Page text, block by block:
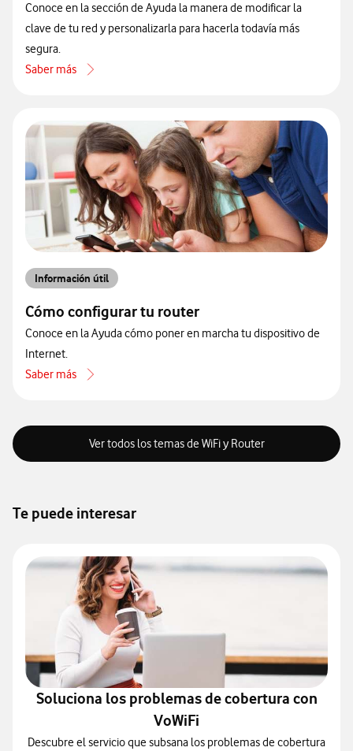
Conoce en la sección de Ayuda la manera de modificar la
clave de tu red y personalizarla para hacerla todavía más
segura.
Saber más
acerca de Cómo cambiar la contraseña de tu wifi
Información útil
Cómo configurar tu router
Conoce en la Ayuda cómo poner en marcha tu dispositivo de
Internet.
Saber más
acerca de Cómo configurar tu router
Ver todos los temas de WiFi y Router
Te puede interesar
Soluciona los problemas de cobertura con
VoWiFi
Descubre el servicio que subsana los problemas de cobertura